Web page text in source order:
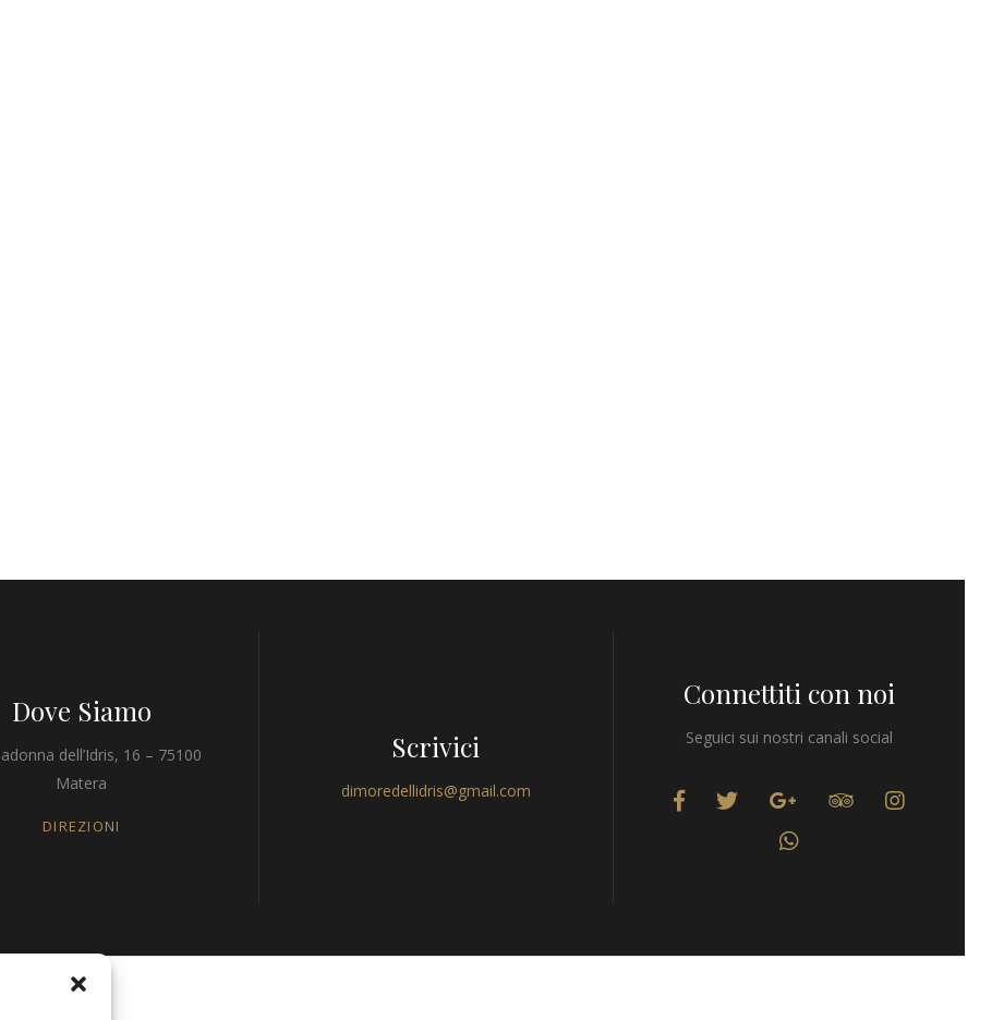
Dove Siamo
dell’Idris, 16 – 75100
Matera
DIREZIONI
Scrivici
dimoredellidris@gmail.com
Connettiti con noi
Seguici sui nostri canali social